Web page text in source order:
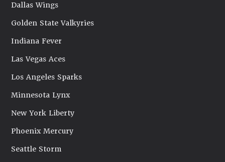
Dallas Wings
Golden State Valkyries
Indiana Fever
Las Vegas Aces
Los Angeles Sparks
Minnesota Lynx
New York Liberty
Phoenix Mercury
Seattle Storm